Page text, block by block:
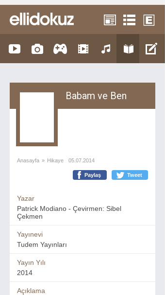
Babam ve Ben
Anasayfa » Hikaye 05.07.2014
Paylaş Tweet
Yazar
Patrick Modiano - Çevirmen: Sibel
Çekmen
Yayınevi
Tudem Yayınları
Yayın Yılı
2014
Açıklama